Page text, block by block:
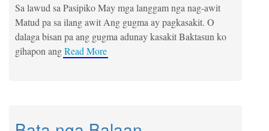
Sa lawud sa Pasipiko May mga langgam nga nag-awit
Matud pa sa ilang awit Ang gugma ay pagkasakit. O
dalaga bisan pa ang gugma adunay kasakit Baktasun ko
gihapon angRead More